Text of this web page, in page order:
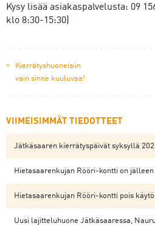
Kysy lisää asiakaspalvelusta: 09
klo 8:30-15:30)
«
Kierrätyshuoneisiin
vain sinne kuuluvaa!
VIIMEISIMMÄT TIEDOTTEET
Jätkäsaaren kierrätyspäivät syksyllä
Hietasaarenkujan Rööri-kontti on jälleen
Hietasaarenkujan Rööri-kontti pois
Uusi lajitteluhuone Jätkäsaaressa,